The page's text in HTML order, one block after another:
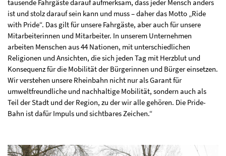
tausende Fahrgäste darauf aufmerksam, dass jeder Mensch anders
ist und stolz darauf sein kann und muss – daher das Motto „Ride
with Pride“. Das gilt für unsere Fahrgäste, aber auch für unsere
Mitarbeiterinnen und Mitarbeiter. In unserem Unternehmen
arbeiten Menschen aus 44 Nationen, mit unterschiedlichen
Religionen und Ansichten, die sich jeden Tag mit Herzblut und
Konsequenz für die Mobilität der Bürgerinnen und Bürger einsetzen.
Wir verstehen unsere Rheinbahn nicht nur als Garant für
umweltfreundliche und nachhaltige Mobilität, sondern auch als
Teil der Stadt und der Region, zu der wir alle gehören. Die Pride-
Bahn ist dafür Impuls und sichtbares Zeichen.“